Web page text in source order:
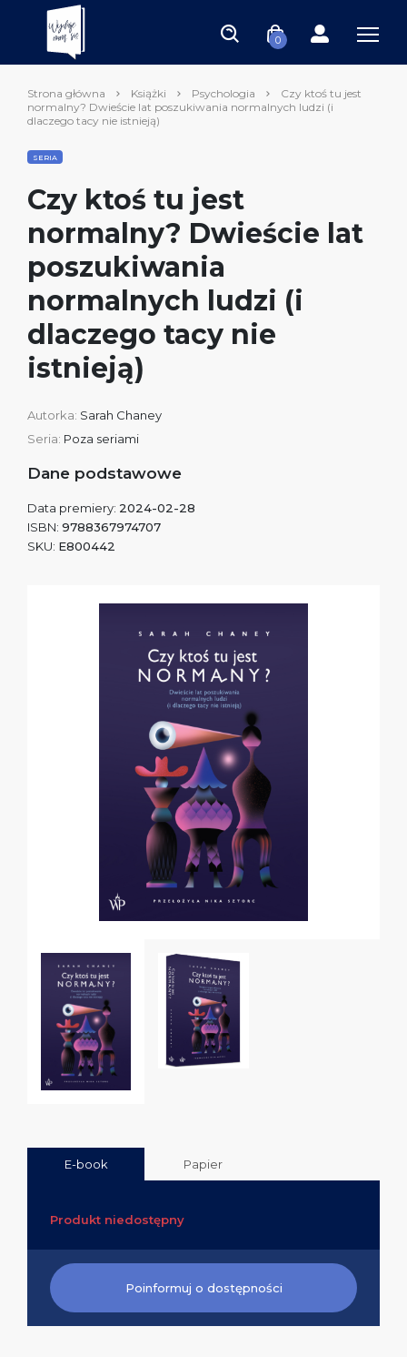
0
Strona główna Książki Psychologia
Czy ktoś tu jest
normalny? Dwieście lat poszukiwania normalnych ludzi (i
dlaczego tacy nie istnieją)
SERIA
Czy ktoś tu jest
normalny? Dwieście lat
poszukiwania
normalnych ludzi (i
dlaczego tacy nie
istnieją)
Autorka: Sarah Chaney
Seria: Poza seriami
Dane podstawowe
Data premiery: 2024-02-28
ISBN: 9788367974707
SKU: E800442
E-book Papier
Produkt niedostępny
Poinformuj o dostępności